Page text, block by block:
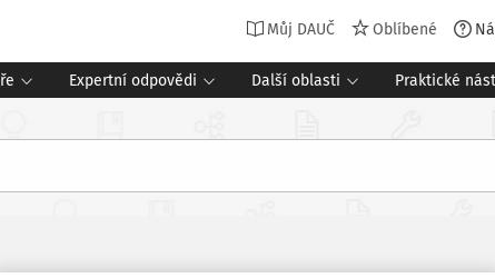
Můj DAUČ Oblíbené
Expertní odpovědi Další oblasti Praktické